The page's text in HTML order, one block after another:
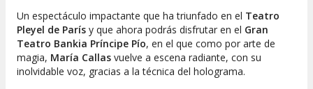
Un espectáculo impactante que ha triunfado en el Teatro
Pleyel de París y que ahora podrás disfrutar en el Gran
Teatro Bankia Príncipe Pío, en el que como por arte de
magia, María Callas vuelve a escena radiante, con su
inolvidable voz, gracias a la técnica del holograma.